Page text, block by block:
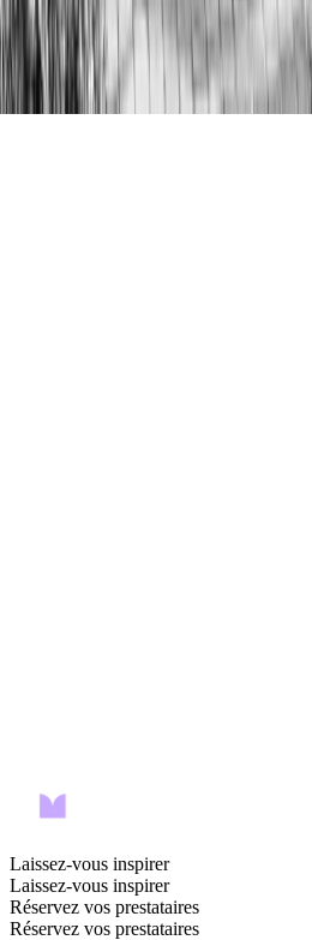
Laissez-vous inspirer
Laissez-vous inspirer
Réservez vos prestataires
Réservez vos prestataires